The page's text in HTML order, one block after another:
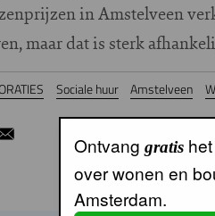
in Amstelveen
maar dat is sterk
Sociale huur Amstelveen
Ontvang gratis
over wonen en
Amsterdam.